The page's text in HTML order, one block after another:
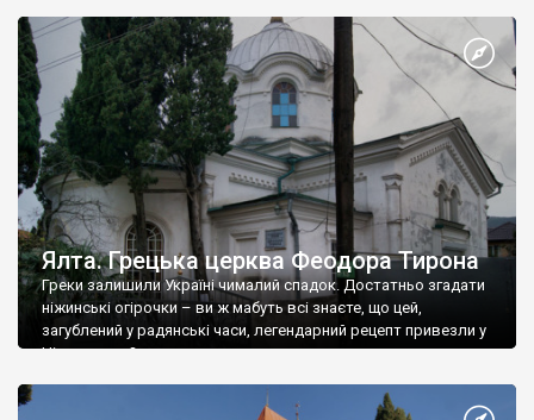
Ялта. Грецька церква Феодора Тирона
Греки залишили Україні чималий спадок. Достатньо згадати
ніжинські огірочки – ви ж мабуть всі знаєте, що цей,
загублений у радянські часи, легендарний рецепт привезли у
Ніжин греки?